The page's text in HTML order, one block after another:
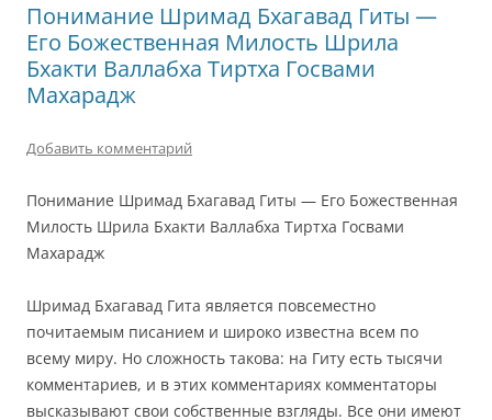
Понимание Шримад Бхагавад Гиты —
Его Божественная Милость Шрила
Бхакти Валлабха Тиртха Госвами
Махарадж
Добавить комментарий
Понимание Шримад Бхагавад Гиты — Его Божественная
Милость Шрила Бхакти Валлабха Тиртха Госвами
Махарадж
Шримад Бхагавад Гита является повсеместно
почитаемым писанием и широко известна всем по
всему миру. Но сложность такова: на Гиту есть тысячи
комментариев, и в этих комментариях комментаторы
высказывают свои собственные взгляды. Все они имеют